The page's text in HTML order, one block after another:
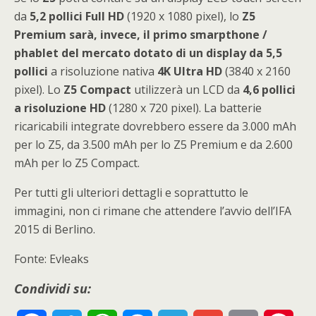
da 5,2 pollici Full HD(1920 x 1080 pixel), lo Z5
Premium sarà, invece, il primo smarpthone /
phablet del mercato dotato di un display da 5,5
pollici a risoluzione nativa 4K Ultra HD(3840 x 2160
pixel). Lo Z5 Compact utilizzerà un LCD da 4,6 pollici
a risoluzione HD(1280 x 720 pixel). La batterie
ricaricabili integrate dovrebbero essere da 3.000 mAh
per lo Z5, da 3.500 mAh per lo Z5 Premium e da 2.600
mAh per lo Z5 Compact.
Per tutti gli ulteriori dettagli e soprattutto le
immagini, non ci rimane che attendere l’avvio dell’IFA
2015 di Berlino.
Fonte: Evleaks
Condividi su: